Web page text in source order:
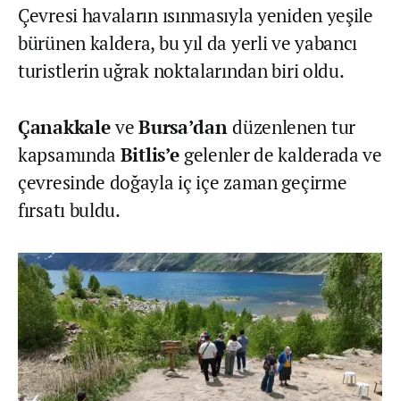
Çevresi havaların ısınmasıyla yeniden yeşile
bürünen kaldera, bu yıl da yerli ve yabancı
turistlerin uğrak noktalarından biri oldu.
ÇanakkaleveBursa’dandüzenlenen tur
kapsamında Bitlis’e gelenler de kalderada ve
çevresinde doğayla iç içe zaman geçirme
fırsatı buldu.